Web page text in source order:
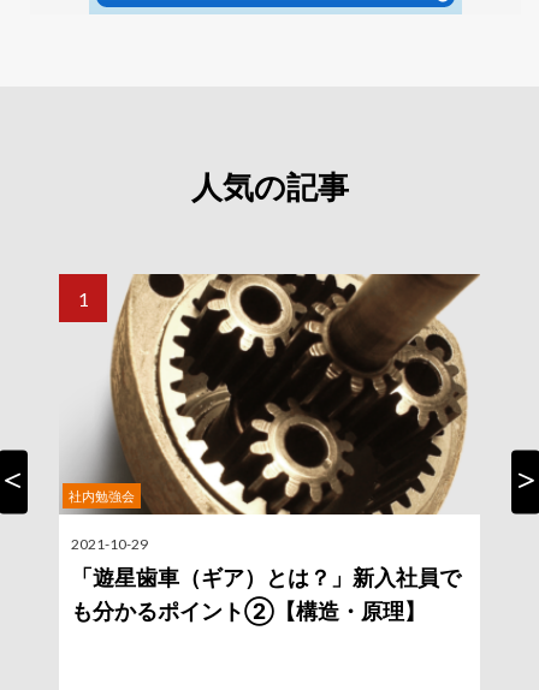
人気の記事
社内勉強会
2021-10-29
「遊星歯車（ギア）とは？」新入社員で
も分かるポイント②【構造・原理】